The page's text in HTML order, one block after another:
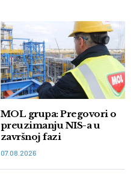
MOL grupa: Pregovori o
preuzimanju NIS-a u
završnoj fazi
07.08.2026